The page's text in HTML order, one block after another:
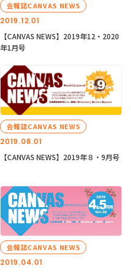
2019.12.01
会報誌CANVAS NEWS
【CANVAS NEWS】2019年12・2020
年1月号
2019.08.01
会報誌CANVAS NEWS
【CANVAS NEWS】2019年８・9月号
2019.04.01
会報誌CANVAS NEWS